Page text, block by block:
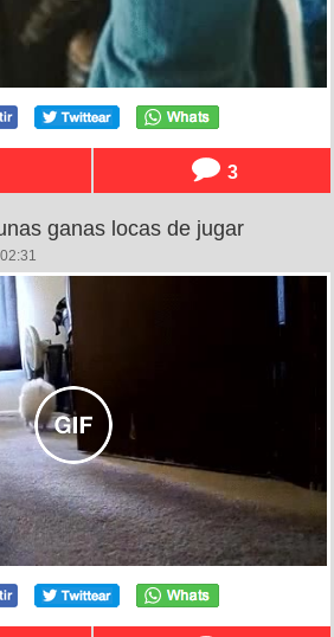
3
ganas locas de jugar